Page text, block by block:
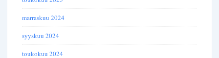
marraskuu 2024
syyskuu 2024
toukokuu 2024